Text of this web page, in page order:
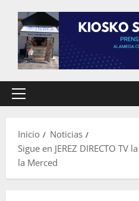
Menú
Inicio
Noticias
Sigue en JEREZ DIRECTO
la Merced